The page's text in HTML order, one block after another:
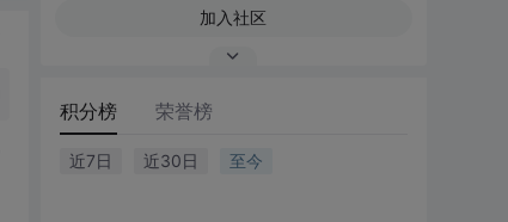
加入社区
积分榜 荣誉榜
近7日 近30日 至今